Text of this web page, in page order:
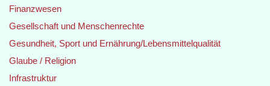
Finanzwesen
Gesellschaft und Menschenrechte
Gesundheit, Sport und Ernährung/Lebensmittelqualität
Glaube / Religion
Infrastruktur